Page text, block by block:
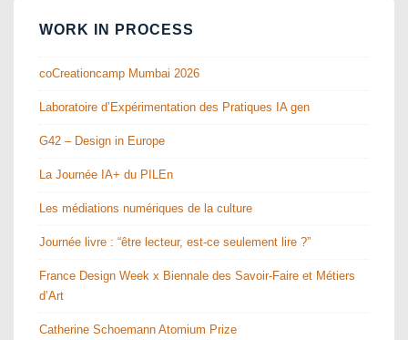
WORK IN PROCESS
coCreationcamp Mumbai 2026
Laboratoire d’Expérimentation des Pratiques IA gen
G42 – Design in Europe
La Journée IA+ du PILEn
Les médiations numériques de la culture
Journée livre : “être lecteur, est-ce seulement lire ?”
France Design Week x Biennale des Savoir-Faire et Métiers
d’Art
Catherine Schoemann Atomium Prize